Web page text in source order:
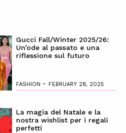
Gucci Fall/Winter 2025/26:
Un’ode al passato e una
riflessione sul futuro
FASHION - FEBRUARY 28, 2025
La magia del Natale e la
nostra wishlist per i regali
perfetti